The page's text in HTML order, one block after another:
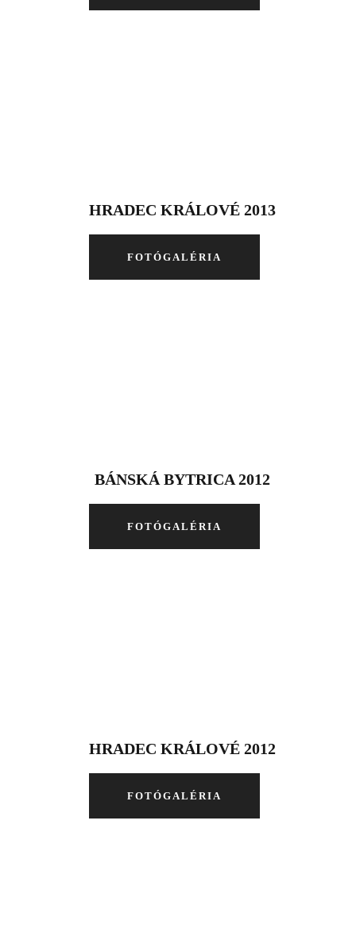
HRADEC KRÁLOVÉ 2013
FOTÓGALÉRIA
BÁNSKÁ BYTRICA 2012
FOTÓGALÉRIA
HRADEC KRÁLOVÉ 2012
FOTÓGALÉRIA